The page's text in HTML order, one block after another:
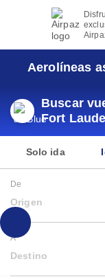
Aerolíneas
Buscar
Fort
Solo ida
De
Origen
A
Destino